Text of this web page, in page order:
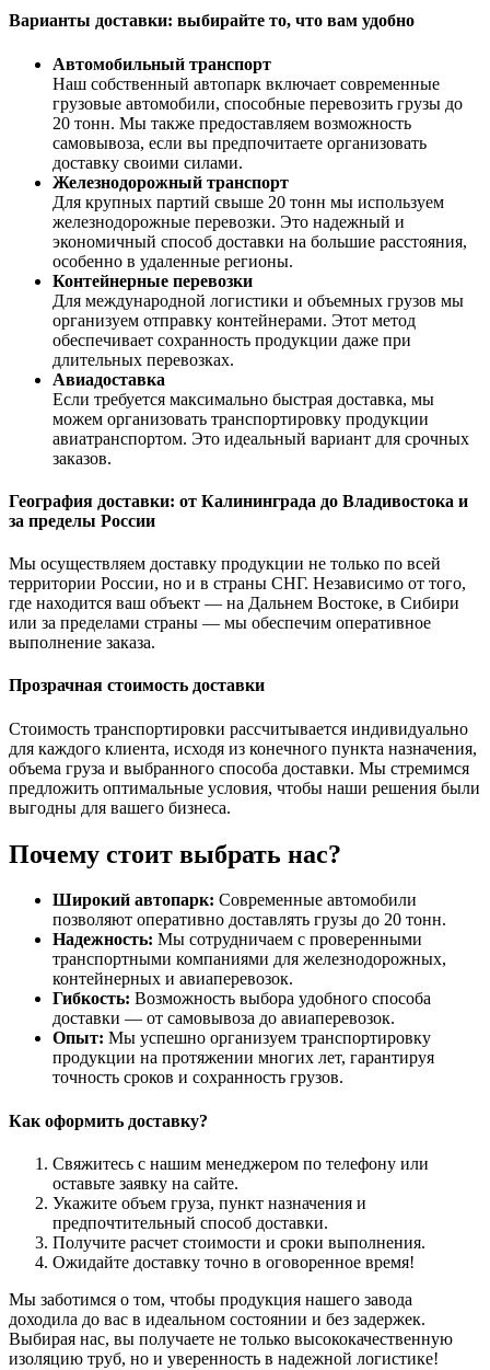
Варианты доставки: выбирайте то, что вам удобно
Автомобильный транспорт
Наш собственный автопарк включает современные
грузовые автомобили, способные перевозить грузы до
20 тонн. Мы также предоставляем возможность
самовывоза, если вы предпочитаете организовать
доставку своими силами.
Железнодорожный транспорт
Для крупных партий свыше 20 тонн мы используем
железнодорожные перевозки. Это надежный и
экономичный способ доставки на большие расстояния,
особенно в удаленные регионы.
Контейнерные перевозки
Для международной логистики и объемных грузов мы
организуем отправку контейнерами. Этот метод
обеспечивает сохранность продукции даже при
длительных перевозках.
Авиадоставка
Если требуется максимально быстрая доставка, мы
можем организовать транспортировку продукции
авиатранспортом. Это идеальный вариант для срочных
заказов.
География доставки: от Калининграда до Владивостока и
за пределы России
Мы осуществляем доставку продукции не только по всей
территории России, но и в страны СНГ. Независимо от того,
где находится ваш объект — на Дальнем Востоке, в Сибири
или за пределами страны — мы обеспечим оперативное
выполнение заказа.
Прозрачная стоимость доставки
Стоимость транспортировки рассчитывается индивидуально
для каждого клиента, исходя из конечного пункта назначения,
объема груза и выбранного способа доставки. Мы стремимся
предложить оптимальные условия, чтобы наши решения были
выгодны для вашего бизнеса.
Почему стоит выбрать нас?
Широкий автопарк: Современные автомобили
позволяют оперативно доставлять грузы до 20 тонн.
Надежность: Мы сотрудничаем с проверенными
транспортными компаниями для железнодорожных,
контейнерных и авиаперевозок.
Гибкость: Возможность выбора удобного способа
доставки — от самовывоза до авиаперевозок.
Опыт: Мы успешно организуем транспортировку
продукции на протяжении многих лет, гарантируя
точность сроков и сохранность грузов.
Как оформить доставку?
Свяжитесь с нашим менеджером по телефону или
оставьте заявку на сайте.
Укажите объем груза, пункт назначения и
предпочтительный способ доставки.
Получите расчет стоимости и сроки выполнения.
Ожидайте доставку точно в оговоренное время!
Мы заботимся о том, чтобы продукция нашего завода
доходила до вас в идеальном состоянии и без задержек.
Выбирая нас, вы получаете не только высококачественную
изоляцию труб, но и уверенность в надежной логистике!